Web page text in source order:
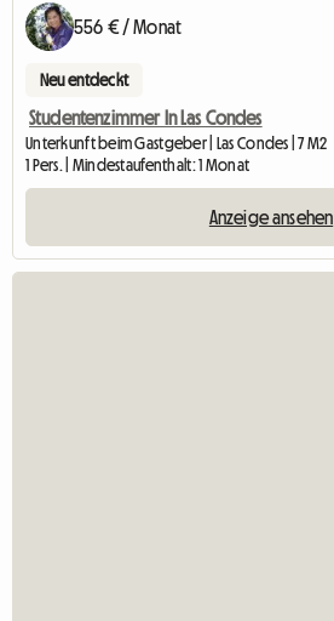
556 € / Monat
Neu entdeckt
Studentenzimmer In Las Condes
Unterkunft beim Gastgeber | Las Condes | 7 M2
1 Pers. | Mindestaufenthalt: 1 Monat
Anzeige ansehen